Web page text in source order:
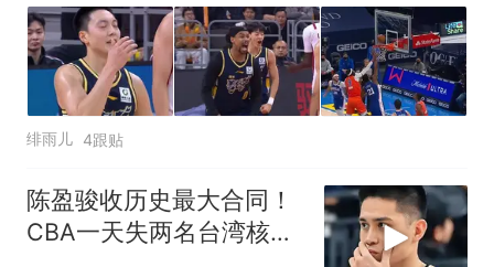
绯雨儿 4跟贴
陈盈骏收历史最大合同！
CBA一天失两名台湾核